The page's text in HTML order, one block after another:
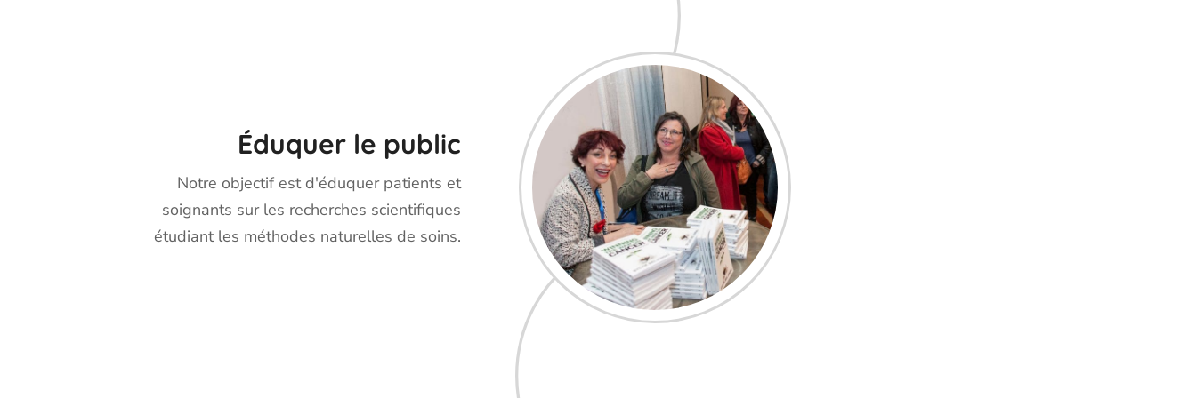
Éduquer le public
Notre objectif est d'éduquer patients et
soignants sur les recherches scientifiques
étudiant les méthodes naturelles de soins.